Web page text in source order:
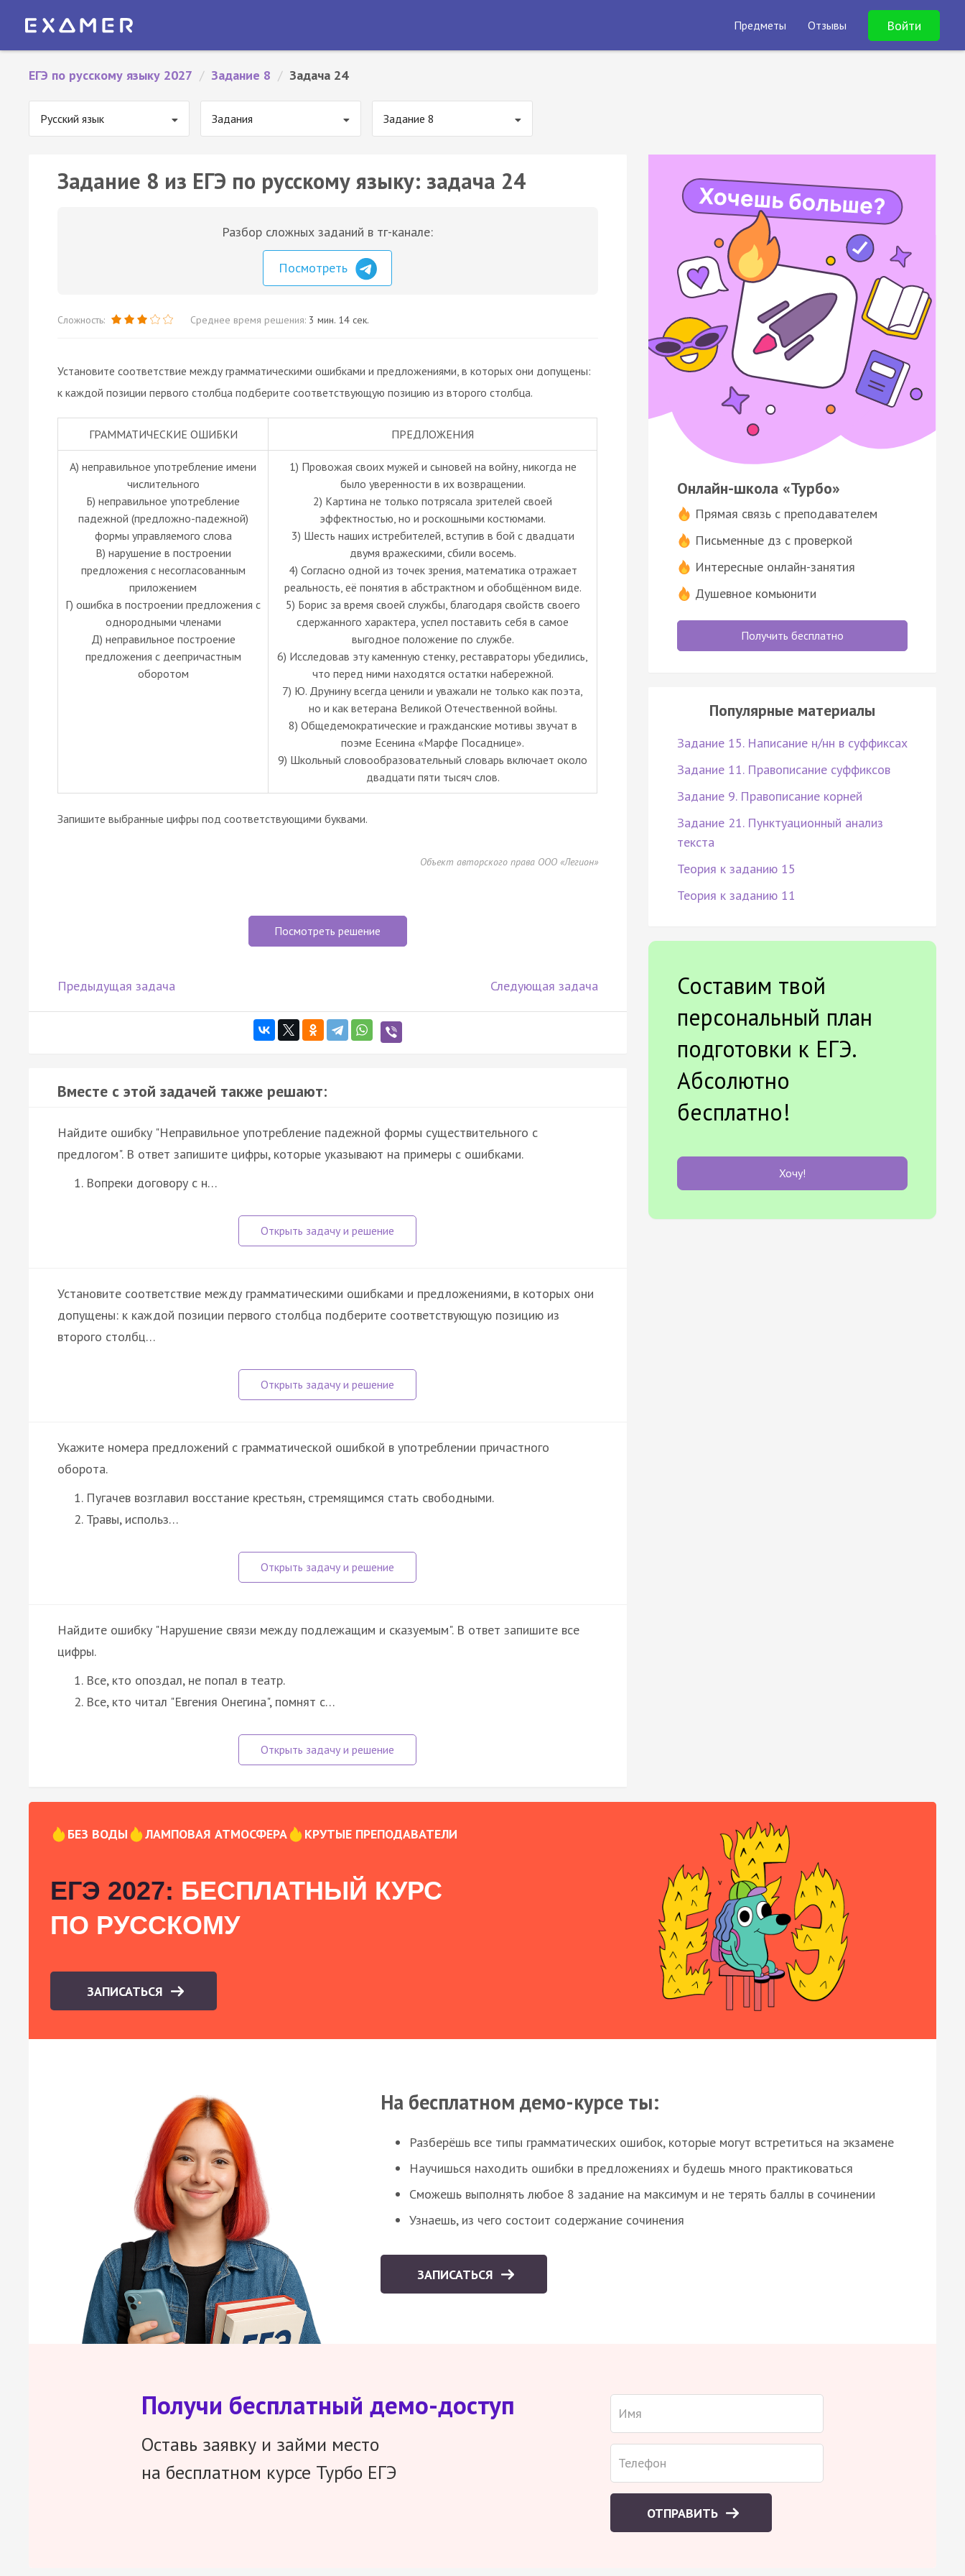
Предметы Отзывы Войти
ЕГЭ по русскому языку 2027 / Задание 8 / Задача 24
Русский язык Задания Задание 8
Задание 8 из ЕГЭ по русскому языку: задача 24
Разбор сложных заданий в тг-канале:
Посмотреть
Сложность: Среднее время решения: 3 мин. 14 сек.
Установите соответствие между грамматическими ошибками и предложениями, в которых они допущены:
к каждой позиции первого столбца подберите соответствующую позицию из второго столбца.
ГРАММАТИЧЕСКИЕ ОШИБКИ ПРЕДЛОЖЕНИЯ
А) неправильное употребление имени
числительного
Б) неправильное употребление
падежной (предложно-падежной)
формы управляемого слова
В) нарушение в построении
предложения с несогласованным
приложением
Г) ошибка в построении предложения с
однородными членами
Д) неправильное построение
предложения с деепричастным
оборотом
1) Провожая своих мужей и сыновей на войну, никогда не
было уверенности в их возвращении.
2) Картина не только потрясала зрителей своей
эффектностью, но и роскошными костюмами.
3) Шесть наших истребителей, вступив в бой с двадцати
двумя вражескими, сбили восемь.
4) Согласно одной из точек зрения, математика отражает
реальность, её понятия в абстрактном и обобщённом виде.
5) Борис за время своей службы, благодаря свойств своего
сдержанного характера, успел поставить себя в самое
выгодное положение по службе.
6) Исследовав эту каменную стенку, реставраторы убедились,
что перед ними находятся остатки набережной.
7) Ю. Друнину всегда ценили и уважали не только как поэта,
но и как ветерана Великой Отечественной войны.
8) Общедемократические и гражданские мотивы звучат в
поэме Есенина «Марфе Посаднице».
9) Школьный словообразовательный словарь включает около
двадцати пяти тысяч слов.
Запишите выбранные цифры под соответствующими буквами.
Объект авторского права ООО «Легион»
Посмотреть решение
Предыдущая задача Следующая задача
Вместе с этой задачей также решают:
Найдите ошибку "Неправильное употребление падежной формы существительного с
предлогом". В ответ запишите цифры, которые указывают на примеры с ошибками.
Вопреки договору с н…
Установите соответствие между грамматическими ошибками и предложениями, в которых они
допущены: к каждой позиции первого столбца подберите соответствующую позицию из
второго столбц…
Укажите номера предложений с грамматической ошибкой в употреблении причастного
оборота.
Пугачев возглавил восстание крестьян, стремящимся стать свободными.
Травы, использ…
Найдите ошибку "Нарушение связи между подлежащим и сказуемым". В ответ запишите все
цифры.
Все, кто опоздал, не попал в театр.
Все, кто читал "Евгения Онегина", помнят с…
Онлайн-школа «Турбо»
Прямая связь с преподавателем
Письменные дз с проверкой
Интересные онлайн-занятия
Душевное комьюнити
Получить бесплатно
Популярные материалы
Задание 15. Написание н/нн в суффиксах
Задание 11. Правописание суффиксов
Задание 9. Правописание корней
Задание 21. Пунктуационный анализ
текста
Теория к заданию 15
Теория к заданию 11
Составим твой
персональный план
подготовки к ЕГЭ.
Абсолютно
бесплатно!
Хочу!
БЕЗ ВОДЫ ЛАМПОВАЯ АТМОСФЕРА КРУТЫЕ ПРЕПОДАВАТЕЛИ
ЕГЭ 2027: БЕСПЛАТНЫЙ КУРС
ПО РУССКОМУ
ЗАПИСАТЬСЯ
На бесплатном демо-курсе ты:
Разберёшь все типы грамматических ошибок, которые могут встретиться на экзамене
Научишься находить ошибки в предложениях и будешь много практиковаться
Сможешь выполнять любое 8 задание на максимум и не терять баллы в сочинении
Узнаешь, из чего состоит содержание сочинения
ЗАПИСАТЬСЯ
Получи бесплатный демо-доступ
Оставь заявку и займи место
на бесплатном курсе Турбо ЕГЭ
ОТПРАВИТЬ